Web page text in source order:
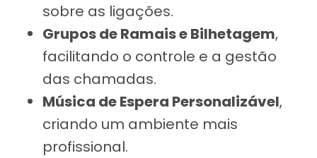
sobre as ligações.
Grupos de Ramais e Bilhetagem,
facilitando o controle e a gestão
das chamadas.
Música de Espera Personalizável,
criando um ambiente mais
profissional.